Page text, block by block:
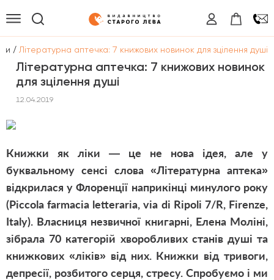
/ Літературна аптечка: 7 книжових новинок для зцілення душі
Літературна аптечка: 7 книжових новинок
для зцілення душі
12.04.2019
Книжки як ліки — це не нова ідея, але у
буквальному сенсі слова «Літературна аптека»
відкрилася у Флоренції наприкінці минулого року
(Piccola farmacia letteraria, via di Ripoli 7/R, Firenze,
Italy). Власниця незвичної книгарні, Елена Моліні,
зібрала 70 категорій хворобливих станів душі та
книжкових «ліків» від них. Книжки від тривоги,
депресії, розбитого серця, стресу. Спробуємо і ми